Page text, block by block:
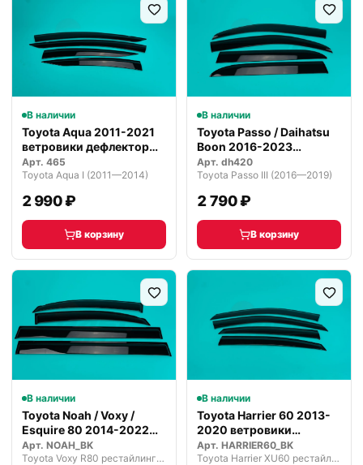
В наличии
Toyota Aqua 2011-2021
ветровики дефлекторы
окон P…
Арт. 465
Toyota Aqua I (2011—2014)
2 990 ₽
В корзину
В наличии
Toyota Passo / Daihatsu
Boon 2016-2023
ветровики…
Арт. dh420
Toyota Passo III (2016—2019)
2 790 ₽
В корзину
В наличии
Toyota Noah / Voxy /
Esquire 80 2014-2022
ветрови…
Арт. NOAH_BK
Toyota Voxy R80 рестайлинг (2017—2021)
В наличии
Toyota Harrier 60 2013-
2020 ветровики
дефлекторы…
Арт. HARRIER60_BK
Toyota Harrier XU60 рестайлинг (2017—2020)